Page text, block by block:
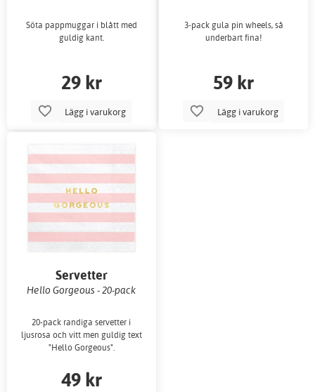
Söta pappmuggar i blått med
guldig kant.
29 kr
Lägg i varukorg
3-pack gula pin wheels, så
underbart fina!
59 kr
Lägg i varukorg
Servetter
Hello Gorgeous - 20-pack
20-pack randiga servetter i
ljusrosa och vitt men guldig text
"Hello Gorgeous".
49 kr